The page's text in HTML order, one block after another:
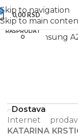
Skip to navigation
Skip to main
0,00RSD
Početna Maske za
RASPRODAT
O
Zumiraj sliku
Dostava
Internet
KATARINA